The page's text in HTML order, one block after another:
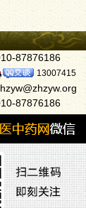
87876186
13007415
87876186